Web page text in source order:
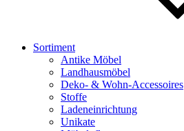
Sortiment
Antike Möbel
Landhausmöbel
Deko- & Wohn-Accessoires
Stoffe
Ladeneinrichtung
Unikate